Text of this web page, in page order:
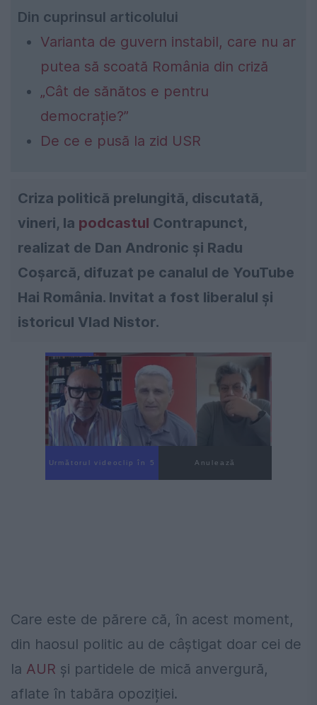
Din cuprinsul articolului
Varianta de guvern instabil, care nu ar
putea să scoată România din criză
„Cât de sănătos e pentru
democrație?”
De ce e pusă la zid USR
Criza politică prelungită, discutată,
vineri, la podcastul Contrapunct,
realizat de Dan Andronic și Radu
Coșarcă, difuzat pe canalul de YouTube
Hai România. Invitat a fost liberalul și
istoricul Vlad Nistor.
Următorul videoclip în 4 Anulează
Care este de părere că, în acest moment,
din haosul politic au de câștigat doar cei de
la AUR și partidele de mică anvergură,
aflate în tabăra opoziției.